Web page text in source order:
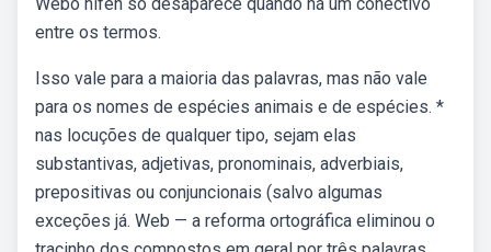
entre os termos.
Isso vale para a maioria das palavras, mas não vale
para os nomes de espécies animais e de espécies. *
nas locuções de qualquer tipo, sejam elas
substantivas, adjetivas, pronominais, adverbiais,
prepositivas ou conjuncionais (salvo algumas
exceções já. Web — a reforma ortográfica eliminou o